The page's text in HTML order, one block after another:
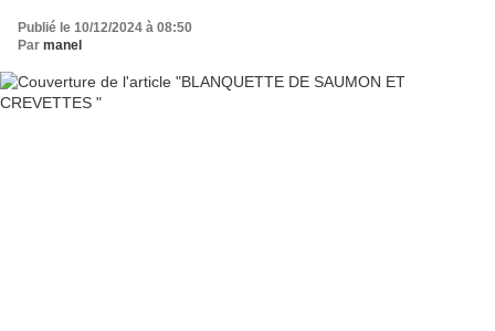
Publié le 10/12/2024 à 08:50
Par manel